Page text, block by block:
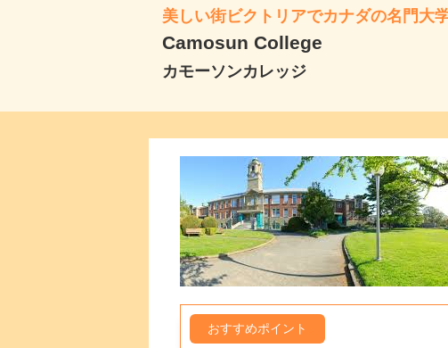
美しい街ビクトリアでカナダの名門大
Camosun College
カモーソンカレッジ
おすすめポイント